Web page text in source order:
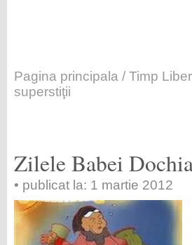
Pagina principala / Timp Liber
superstiţii
Zilele Babei
• publicat la: 1 martie 2012